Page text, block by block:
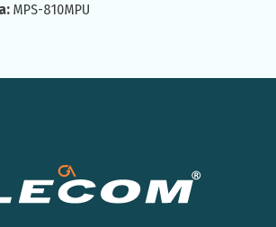
MPS-810MPU